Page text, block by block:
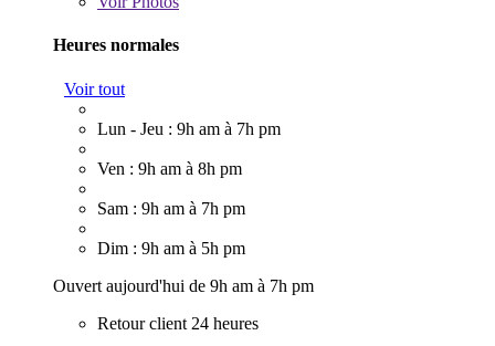
Heures normales
Voir tout
Lun - Jeu : 9h am à 7h pm
Ven : 9h am à 8h pm
Sam : 9h am à 7h pm
Dim : 9h am à 5h pm
Ouvert aujourd'hui de 9h am à 7h pm
Retour client 24 heures